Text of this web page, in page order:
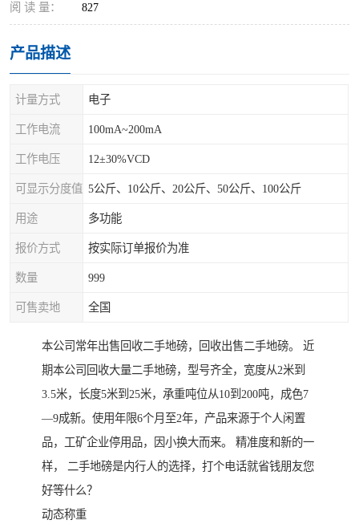
阅 读 量： 827
产品描述
计量方式 电子
工作电流 100mA~200mA
工作电压 12±30%VCD
可显示分度值 5公斤、10公斤、20公斤、50公斤、100公斤
用途 多功能
报价方式 按实际订单报价为准
数量 999
可售卖地 全国
本公司常年出售回收二手地磅，回收出售二手地磅。 近
期本公司回收大量二手地磅，型号齐全，宽度从2米到
3.5米，长度5米到25米，承重吨位从10到200吨，成色7
—9成新。使用年限6个月至2年，产品来源于个人闲置
品，工矿企业停用品，因小换大而来。 精准度和新的一
样， 二手地磅是内行人的选择，打个电话就省钱朋友您
好等什么？
动态称重